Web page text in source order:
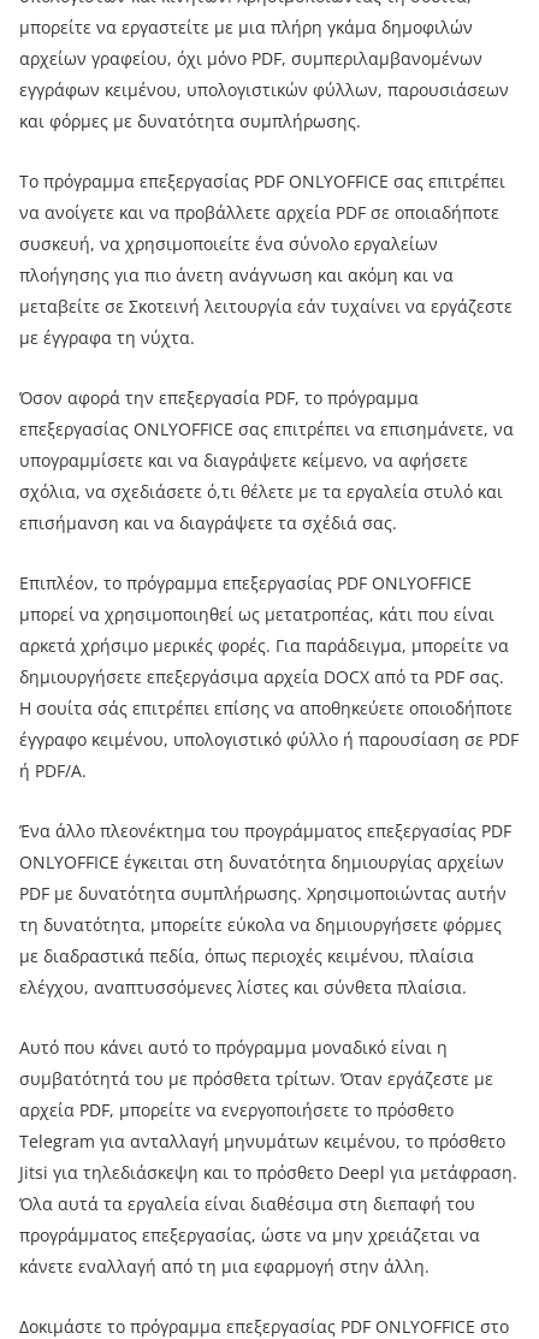
μπορείτε να εργαστείτε με μια πλήρη γκάμα δημοφιλών
αρχείων γραφείου, όχι μόνο PDF, συμπεριλαμβανομένων
εγγράφων κειμένου, υπολογιστικών φύλλων, παρουσιάσεων
και φόρμες με δυνατότητα συμπλήρωσης.
Το πρόγραμμα επεξεργασίας PDF ONLYOFFICE σας επιτρέπει
να ανοίγετε και να προβάλλετε αρχεία PDF σε οποιαδήποτε
συσκευή, να χρησιμοποιείτε ένα σύνολο εργαλείων
πλοήγησης για πιο άνετη ανάγνωση και ακόμη και να
μεταβείτε σε Σκοτεινή λειτουργία εάν τυχαίνει να εργάζεστε
με έγγραφα τη νύχτα.
Όσον αφορά την επεξεργασία PDF, το πρόγραμμα
επεξεργασίας ONLYOFFICE σας επιτρέπει να επισημάνετε, να
υπογραμμίσετε και να διαγράψετε κείμενο, να αφήσετε
σχόλια, να σχεδιάσετε ό,τι θέλετε με τα εργαλεία στυλό και
επισήμανση και να διαγράψετε τα σχέδιά σας.
Επιπλέον, το πρόγραμμα επεξεργασίας PDF ONLYOFFICE
μπορεί να χρησιμοποιηθεί ως μετατροπέας, κάτι που είναι
αρκετά χρήσιμο μερικές φορές. Για παράδειγμα, μπορείτε να
δημιουργήσετε επεξεργάσιμα αρχεία DOCX από τα PDF σας.
Η σουίτα σάς επιτρέπει επίσης να αποθηκεύετε οποιοδήποτε
έγγραφο κειμένου, υπολογιστικό φύλλο ή παρουσίαση σε PDF
ή PDF/A.
Ένα άλλο πλεονέκτημα του προγράμματος επεξεργασίας PDF
ONLYOFFICE έγκειται στη δυνατότητα δημιουργίας αρχείων
PDF με δυνατότητα συμπλήρωσης. Χρησιμοποιώντας αυτήν
τη δυνατότητα, μπορείτε εύκολα να δημιουργήσετε φόρμες
με διαδραστικά πεδία, όπως περιοχές κειμένου, πλαίσια
ελέγχου, αναπτυσσόμενες λίστες και σύνθετα πλαίσια.
Αυτό που κάνει αυτό το πρόγραμμα μοναδικό είναι η
συμβατότητά του με πρόσθετα τρίτων. Όταν εργάζεστε με
αρχεία PDF, μπορείτε να ενεργοποιήσετε το πρόσθετο
Telegram για ανταλλαγή μηνυμάτων κειμένου, το πρόσθετο
Jitsi για τηλεδιάσκεψη και το πρόσθετο Deepl για μετάφραση.
Όλα αυτά τα εργαλεία είναι διαθέσιμα στη διεπαφή του
προγράμματος επεξεργασίας, ώστε να μην χρειάζεται να
κάνετε εναλλαγή από τη μια εφαρμογή στην άλλη.
Δοκιμάστε το πρόγραμμα επεξεργασίας PDF ONLYOFFICE στο